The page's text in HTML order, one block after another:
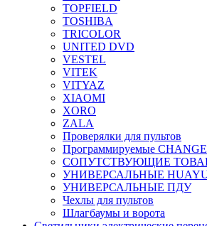
TOPFIELD
TOSHIBA
TRICOLOR
UNITED DVD
VESTEL
VITEK
VITYAZ
XIAOMI
XORO
ZALA
Проверялки для пультов
Программируемые
СОПУТСТВУЮЩИЕ
УНИВЕРСАЛЬНЫЕ HUAYU
УНИВЕРСАЛЬНЫЕ ПДУ
Чехлы для пультов
Шлагбаумы и ворота